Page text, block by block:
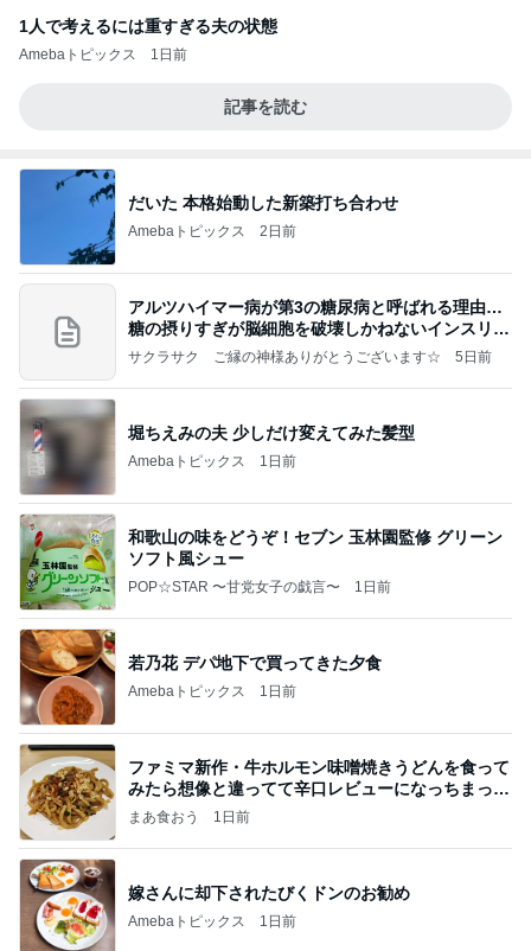
1人で考えるには重すぎる夫の状態
Amebaトピックス 1日前
記事を読む
だいた 本格始動した新築打ち合わせ
Amebaトピックス 2日前
アルツハイマー病が第3の糖尿病と呼ばれる理由…
糖の摂りすぎが脳細胞を破壊しかねないインスリン
の恐
サクラサク ご縁の神様ありがとうございます☆ 5日前
堀ちえみの夫 少しだけ変えてみた髪型
Amebaトピックス 1日前
和歌山の味をどうぞ！セブン 玉林園監修 グリーン
ソフト風シュー
POP☆STAR 〜甘党女子の戯言〜 1日前
若乃花 デパ地下で買ってきた夕食
Amebaトピックス 1日前
ファミマ新作・牛ホルモン味噌焼きうどんを食って
みたら想像と違ってて辛口レビューになっちまった
話
まあ食おう 1日前
嫁さんに却下されたびくドンのお勧め
Amebaトピックス 1日前